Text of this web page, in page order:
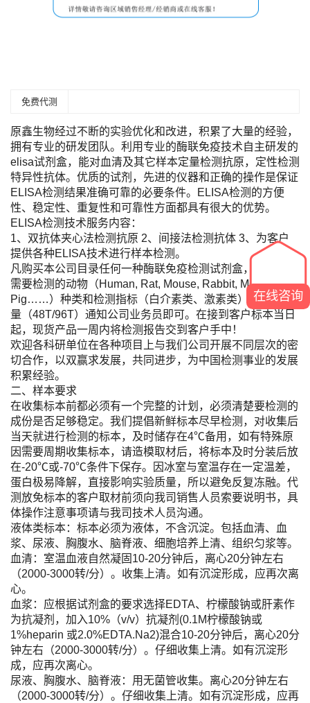
免费代测
原鑫生物经过不断的实验优化和改进，积累了大量的经验，
拥有专业的研发团队。利用专业的酶联免疫技术自主研发的
elisa试剂盒，能对血清及其它样本定量检测抗原，定性检测
特异性抗体。优质的试剂，先进的仪器和正确的操作是保证
ELISA检测结果准确可靠的必要条件。ELISA检测的方便
性、稳定性、重复性和可靠性方面都具有很大的优势。
ELISA检测技术服务内容：
1、双抗体夹心法检测抗原 2、间接法检测抗体 3、为客户
提供各种ELISA技术进行样本检测。
凡购买本公司目录任何一种酶联免疫检测试剂盒，您只需将
需要检测的动物（Human, Rat, Mouse, Rabbit, Monkey,
Pig……）种类和检测指标（白介素类、激素类）及标本数
量（48T/96T）通知公司业务员即可。在接到客户标本当日
起，现货产品一周内将检测报告交到客户手中！
欢迎各科研单位在各种项目上与我们公司开展不同层次的密
切合作，以双赢求发展，共同进步，为中国检测事业的发展
积累经验。
二、样本要求
在收集标本前都必须有一个完整的计划，必须清楚要检测的
成份是否足够稳定。我们提倡新鲜标本尽早检测，对收集后
当天就进行检测的标本，及时储存在4℃备用，如有特殊原
因需要周期收集标本，请造模取材后，将标本及时分装后放
在-20℃或-70℃条件下保存。因冰室与室温存在一定温差，
蛋白极易降解，直接影响实验质量，所以避免反复冻融。代
测放免标本的客户取材前须向我司销售人员索要说明书，具
体操作注意事项请与我司技术人员沟通。
液体类标本：标本必须为液体，不含沉淀。包括血清、血
浆、尿液、胸腹水、脑脊液、细胞培养上清、组织匀浆等。
血清：室温血液自然凝固10-20分钟后，离心20分钟左右
（2000-3000转/分）。收集上清。如有沉淀形成，应再次离
心。
血浆：应根据试剂盒的要求选择EDTA、柠檬酸钠或肝素作
为抗凝剂，加入10%（v/v）抗凝剂(0.1M柠檬酸钠或
1%heparin 或2.0%EDTA.Na2)混合10-20分钟后，离心20分
钟左右（2000-3000转/分）。仔细收集上清。如有沉淀形
成，应再次离心。
尿液、胸腹水、脑脊液：用无菌管收集。离心20分钟左右
（2000-3000转/分）。仔细收集上清。如有沉淀形成，应再
在线咨询